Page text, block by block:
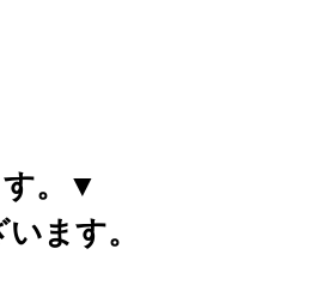
す。▼
ます。